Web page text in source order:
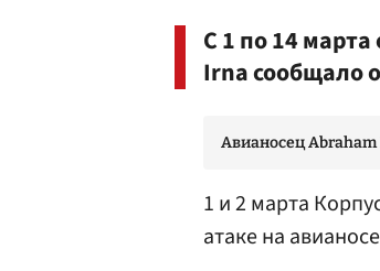
С 1 по 14
Irna сообщало
Авианосец
1 и 2 марта
атаке на